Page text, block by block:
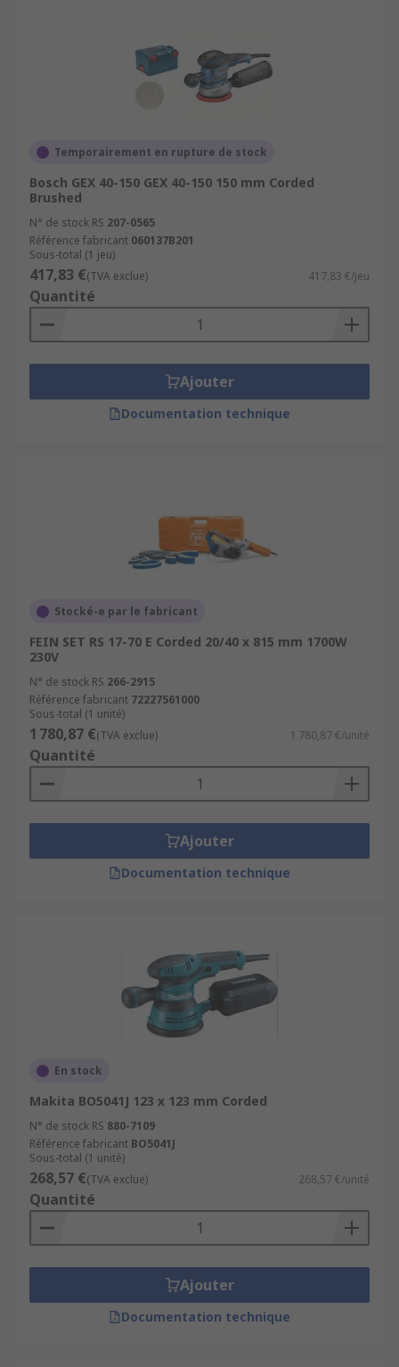
Temporairement en rupture de stock
Bosch GEX 40-150 GEX 40-150 150 mm Corded
Brushed
N° de stock RS 207-0565
Référence fabricant 060137B201
Sous-total (1 jeu)
417,83 €(TVA exclue) 417,83 €/jeu
Quantité
Ajouter
Documentation technique
Stocké-e par le fabricant
FEIN SET RS 17-70 E Corded 20/40 x 815 mm 1700W
230V
N° de stock RS 266-2915
Référence fabricant 72227561000
Sous-total (1 unité)
1 780,87 €(TVA exclue) 1 780,87 €/unité
Quantité
Ajouter
Documentation technique
En stock
Makita BO5041J 123 x 123 mm Corded
N° de stock RS 880-7109
Référence fabricant BO5041J
Sous-total (1 unité)
268,57 €(TVA exclue) 268,57 €/unité
Quantité
Ajouter
Documentation technique